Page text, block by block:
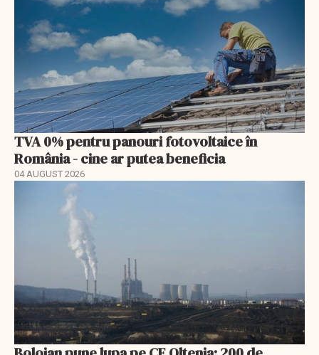
TVA 0% pentru panouri fotovoltaice în
România - cine ar putea beneficia
04 AUGUST 2026